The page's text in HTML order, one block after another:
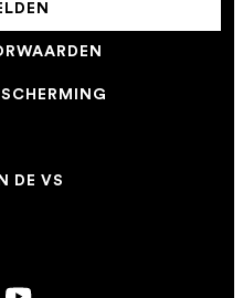
DE VS